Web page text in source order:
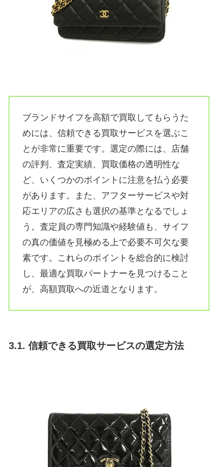
ブランドサイフを高額で買取してもらうた
めには、信頼できる買取サービスを選ぶこ
とが非常に重要です。選定の際には、店舗
の評判、査定実績、買取価格の透明性な
ど、いくつかのポイントに注意を払う必要
があります。また、アフターサービスや対
応エリアの広さも選択の基準となるでしょ
う。査定員の専門知識や経験値も、サイフ
の真の価値を見極める上で必要不可欠な要
素です。これらのポイントを総合的に検討
し、最適な買取パートナーを見つけること
が、高額買取への近道となります。
3.1. 信頼できる買取サービスの選定方法